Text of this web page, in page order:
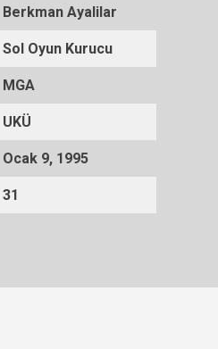
Berkman Ayalilar
Sol Oyun Kurucu
MGA
UKÜ
Ocak 9, 1995
31